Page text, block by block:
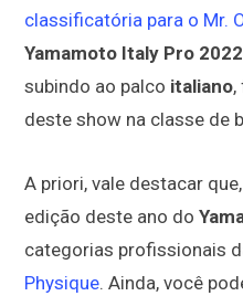
classificatória para o Mr.
Yamamoto Italy Pro 2022
subindo ao palco italiano,
deste show na classe de
A priori, vale destacar
edição deste ano do
categorias profissionais
Physique. Ainda, você